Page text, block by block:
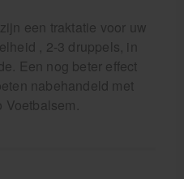
een traktatie voor uw
, 2-3 druppels, in
Een nog beter effect
nabehandeld met
Voetbalsem.